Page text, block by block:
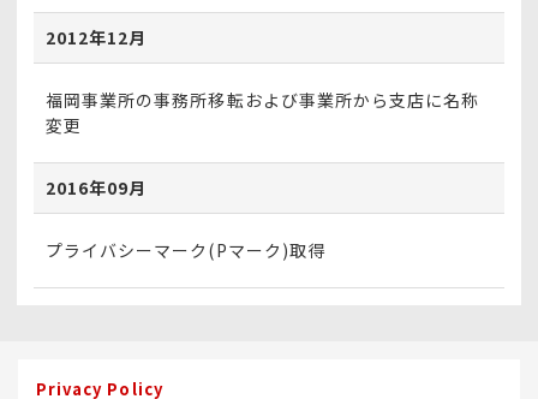
2012年12月
福岡事業所の事務所移転および事業所から支店に名称
変更
2016年09月
プライバシーマーク(Pマーク)取得
Privacy Policy